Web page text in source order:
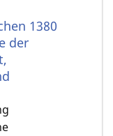
1380
der